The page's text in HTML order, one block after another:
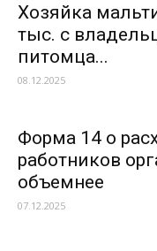
Хозяйка
тыс. с
питомца...
08.12.2025
Форма 14 о
работников
объемнее
07.12.2025